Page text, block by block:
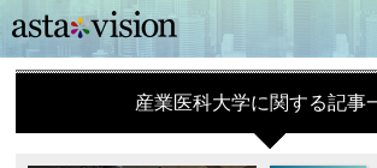
産業医科大学に関する記事